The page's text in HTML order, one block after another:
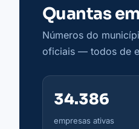
Quantas
Números do
oficiais — todos de
34.386
empresas ativas